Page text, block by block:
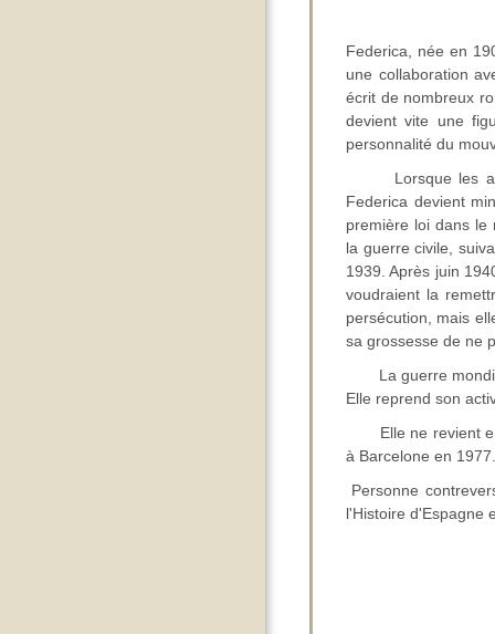
Federica, née en
une collaboration
écrit de nombreux
devient vite une
personnalité du
Lorsque les
Federica devient
première loi dans le
la guerre civile,
1939. Après juin
voudraient la
persécution, mais
sa grossesse de ne
La guerre
Elle reprend son
Elle ne revient en
à Barcelone en
Personne
l'Histoire d'Espagne